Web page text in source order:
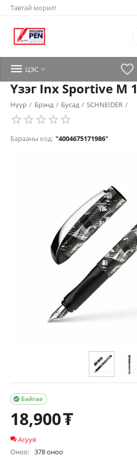
Тавтай морил!

 ЦЭС 
Үзэг Inx Sportive M
Нүүр / Брэнд / Бусад / SCHNEIDER /
Барааны код: "4004675171986"
Байгаа

18,900₮
Асууя
Оноо: 378 оноо